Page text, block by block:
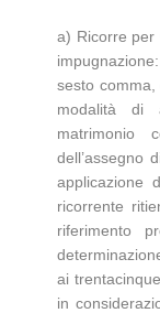
a) Ricorre per
sesto comma,
modalità di
matrimonio
dell’assegno
applicazione
ricorrente
riferimento
ai
in